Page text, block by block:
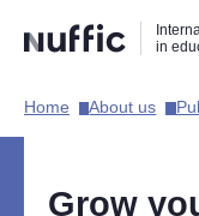
naar
zoekfunctie
naar
hoofdnavigatie
naar
inhoud
in
Home​ About us​
Grow